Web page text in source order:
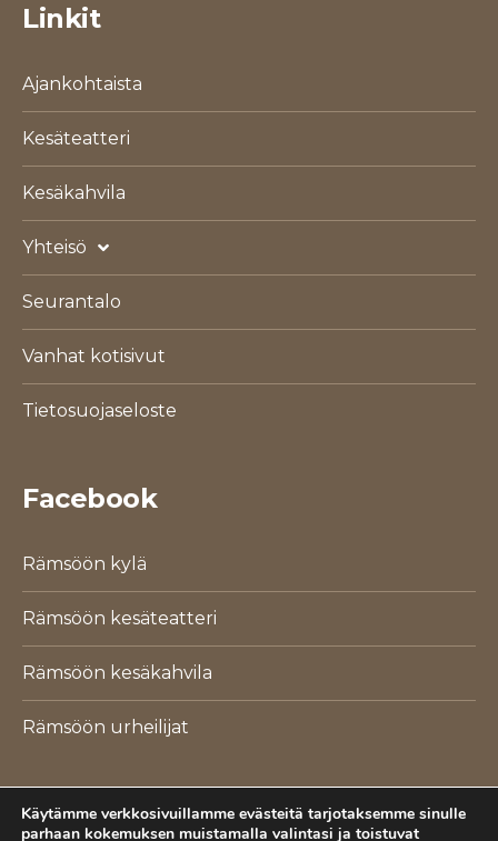
Linkit
Ajankohtaista
Kesäteatteri
Kesäkahvila
Yhteisö
Seurantalo
Vanhat kotisivut
Tietosuojaseloste
Facebook
Rämsöön kylä
Rämsöön kesäteatteri
Rämsöön kesäkahvila
Rämsöön urheilijat
Käytämme verkkosivuillamme evästeitä tarjotaksemme sinulle
parhaan kokemuksen muistamalla valintasi ja toistuvat